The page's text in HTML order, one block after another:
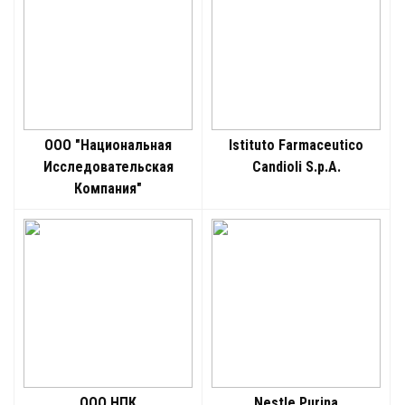
ООО "Национальная
Исследовательская
Компания"
Istituto Farmaceutico
Candioli S.p.A.